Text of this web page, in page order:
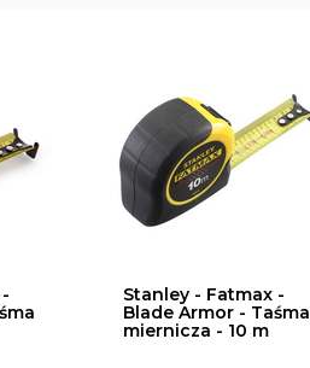
Stanley - Fatmax -
Blade Armor - Taśma
miernicza - 10 m